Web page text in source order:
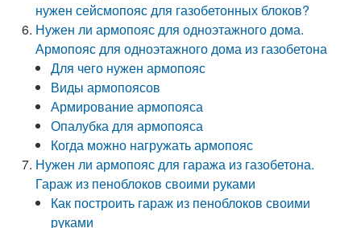
нужен сейсмопояс для газобетонных блоков?
Нужен ли армопояс для одноэтажного дома.
Армопояс для одноэтажного дома из газобетона
Для чего нужен армопояс
Виды армопоясов
Армирование армопояса
Опалубка для армопояса
Когда можно нагружать армопояс
Нужен ли армопояс для гаража из газобетона.
Гараж из пеноблоков своими руками
Как построить гараж из пеноблоков своими
руками